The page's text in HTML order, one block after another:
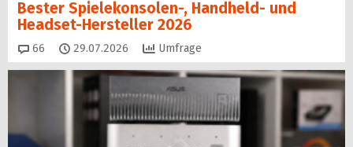
Bester Spielekonsolen-, Handheld- und
Headset-Hersteller 2026
66 Kommentare
29.07.2026 Umfrage